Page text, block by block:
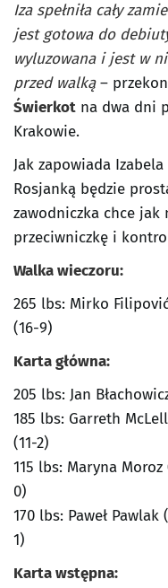
Iza spełniła cały
jest gotowa do
wyluzowana i jest w
przed walką–
Świerkot na dwa dni
Krakowie.
Jak zapowiada
Rosjanką będzie
zawodniczka chce
przeciwniczkę i
Walka wieczoru:
265 lbs: Mirko
(16-9)
Karta główna:
205 lbs: Jan
185 lbs: Garreth
(11-2)
115 lbs: Maryna
0)
170 lbs: Paweł
1)
Karta wstępna: